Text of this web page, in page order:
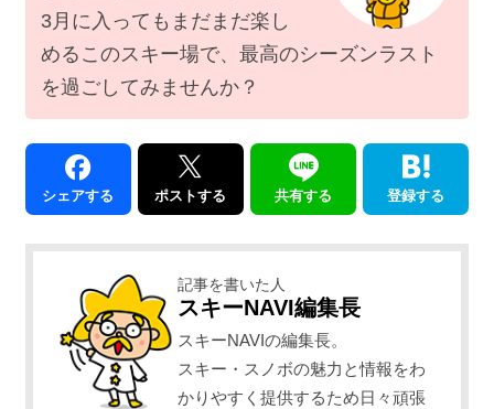
3月に入ってもまだまだ楽し
めるこのスキー場で、最高のシーズンラスト
を過ごしてみませんか？
シェアする ポストする 共有する 登録する
記事を書いた人
スキーNAVI編集長
スキーNAVIの編集長。
スキー・スノボの魅力と情報をわ
かりやすく提供するため日々頑張